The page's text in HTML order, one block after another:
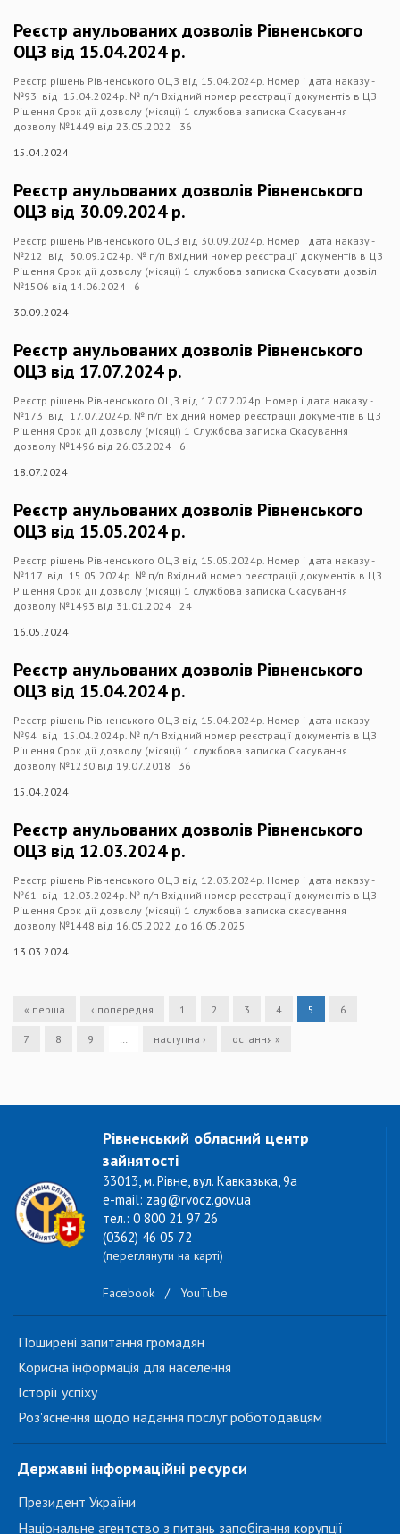
Реєстр анульованих дозволів Рівненського
ОЦЗ від 15.04.2024 р.
Реєстр рішень Рівненського ОЦЗ від 15.04.2024р. Номер і дата наказу -
№93 від 15.04.2024р. № п/п Вхідний номер реєстрації документів в ЦЗ
Рішення Срок дії дозволу (місяці) 1 службова записка Скасування
дозволу №1449 від 23.05.2022 36
15.04.2024
Реєстр анульованих дозволів Рівненського
ОЦЗ від 30.09.2024 р.
Реєстр рішень Рівненського ОЦЗ від 30.09.2024р. Номер і дата наказу -
№212 від 30.09.2024р. № п/п Вхідний номер реєстрації документів в ЦЗ
Рішення Срок дії дозволу (місяці) 1 службова записка Скасувати дозвіл
№1506 від 14.06.2024 6
30.09.2024
Реєстр анульованих дозволів Рівненського
ОЦЗ від 17.07.2024 р.
Реєстр рішень Рівненського ОЦЗ від 17.07.2024р. Номер і дата наказу -
№173 від 17.07.2024р. № п/п Вхідний номер реєстрації документів в ЦЗ
Рішення Срок дії дозволу (місяці) 1 Службова записка Скасування
дозволу №1496 від 26.03.2024 6
18.07.2024
Реєстр анульованих дозволів Рівненського
ОЦЗ від 15.05.2024 р.
Реєстр рішень Рівненського ОЦЗ від 15.05.2024р. Номер і дата наказу -
№117 від 15.05.2024р. № п/п Вхідний номер реєстрації документів в ЦЗ
Рішення Срок дії дозволу (місяці) 1 службова записка Скасування
дозволу №1493 від 31.01.2024 24
16.05.2024
Реєстр анульованих дозволів Рівненського
ОЦЗ від 15.04.2024 р.
Реєстр рішень Рівненського ОЦЗ від 15.04.2024р. Номер і дата наказу -
№94 від 15.04.2024р. № п/п Вхідний номер реєстрації документів в ЦЗ
Рішення Срок дії дозволу (місяці) 1 службова записка Скасування
дозволу №1230 від 19.07.2018 36
15.04.2024
Реєстр анульованих дозволів Рівненського
ОЦЗ від 12.03.2024 р.
Реєстр рішень Рівненського ОЦЗ від 12.03.2024р. Номер і дата наказу -
№61 від 12.03.2024р. № п/п Вхідний номер реєстрації документів в ЦЗ
Рішення Срок дії дозволу (місяці) 1 службова записка скасування
дозволу №1448 від 16.05.2022 до 16.05.2025
13.03.2024
« перша ‹ попередня 1 2 3 4 5 6
7 8 9 … наступна › остання »
Рівненський обласний центр
зайнятості
33013, м. Рівне, вул. Кавказька, 9а
e-mail: zag@rvocz.gov.ua
тел.: 0 800 21 97 26
(0362) 46 05 72
(переглянути на карті)
Facebook / YouTube
Поширені запитання громадян
Корисна інформація для населення
Історії успіху
Роз'яснення щодо надання послуг роботодавцям
Державні інформаційні ресурси
Президент України
Національне агентство з питань запобігання корупції